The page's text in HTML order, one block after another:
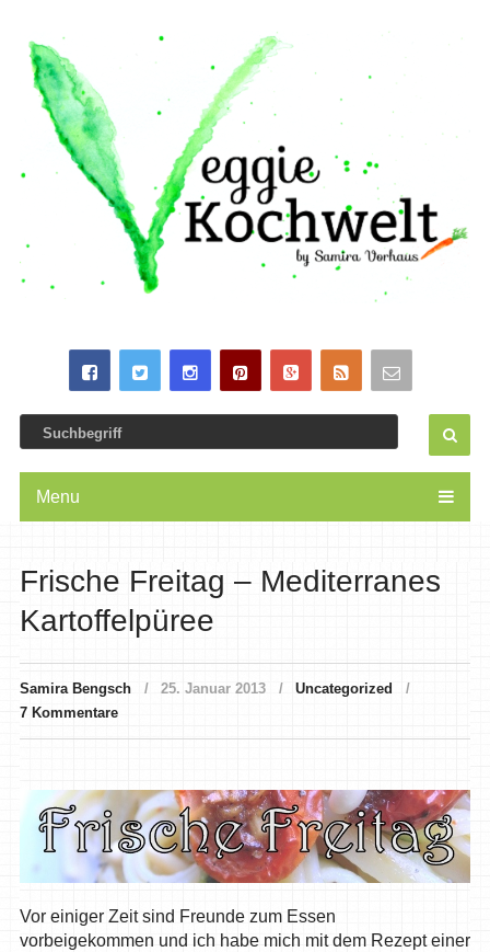
Menu
Frische Freitag – Mediterranes
Kartoffelpüree
Samira Bengsch 25. Januar 2013
Uncategorized
7 Kommentare
Vor einiger Zeit sind Freunde zum Essen
vorbeigekommen und ich habe mich mit dem Rezept einer